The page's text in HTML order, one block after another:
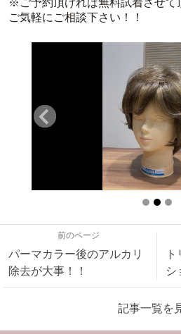
※ご予約頂ければ無料試着させて
ご気軽にご相談下さい！！
前のページ
パーマカラー後のアルカリ
除去が大事！！
シ
記事一覧を